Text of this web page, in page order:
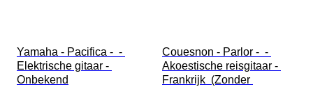
Yamaha - Pacifica -  -
Elektrische gitaar -
Onbekend
Couesnon - Parlor -  -
Akoestische reisgitaar -
Frankrijk  (Zonder